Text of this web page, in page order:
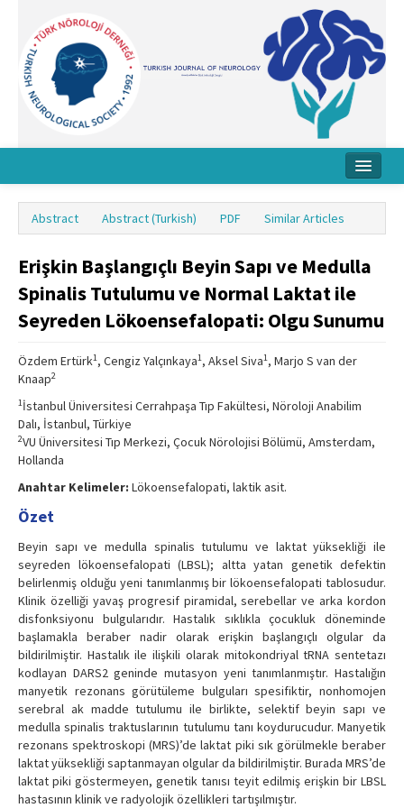
About Journal
Board
Instructions
Contact Us
Abstract Abstract (Turkish) PDF Similar Articles
Erişkin Başlangıçlı Beyin Sapı ve Medulla
Spinalis Tutulumu ve Normal Laktat ile
Seyreden Lökoensefalopati: Olgu Sunumu
Özdem Ertürk1, Cengiz Yalçınkaya1, Aksel Siva1, Marjo S van der
Knaap2
1İstanbul Üniversitesi Cerrahpaşa Tıp Fakültesi, Nöroloji Anabilim
Dalı, İstanbul, Türkiye
2VU Üniversitesi Tıp Merkezi, Çocuk Nörolojisi Bölümü, Amsterdam,
Hollanda
Anahtar Kelimeler: Lökoensefalopati, laktik asit.
Özet
Beyin sapı ve medulla spinalis tutulumu ve laktat yüksekliği ile
seyreden lökoensefalopati (LBSL); altta yatan genetik defektin
belirlenmiş olduğu yeni tanımlanmış bir lökoensefalopati tablosudur.
Klinik özelliği yavaş progresif piramidal, serebellar ve arka kordon
disfonksiyonu bulgularıdır. Hastalık sıklıkla çocukluk döneminde
başlamakla beraber nadir olarak erişkin başlangıçlı olgular da
bildirilmiştir. Hastalık ile ilişkili olarak mitokondriyal tRNA sentetazı
kodlayan DARS2 geninde mutasyon yeni tanımlanmıştır. Hastalığın
manyetik rezonans görütüleme bulguları spesifiktir, nonhomojen
serebral ak madde tutulumu ile birlikte, selektif beyin sapı ve
medulla spinalis traktuslarının tutulumu tanı koydurucudur. Manyetik
rezonans spektroskopi (MRS)’de laktat piki sık görülmekle beraber
laktat yüksekliği saptanmayan olgular da bildirilmiştir. Burada MRS’de
laktat piki göstermeyen, genetik tanısı teyit edilmiş erişkin bir LBSL
hastasının klinik ve radyolojik özellikleri tartışılmıştır.